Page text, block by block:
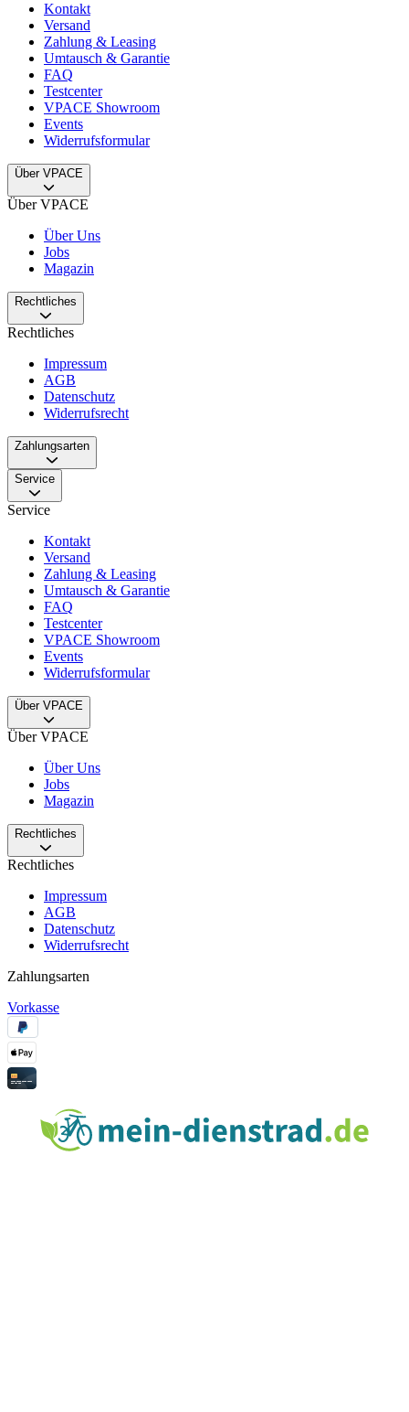
Kontakt
Versand
Zahlung & Leasing
Umtausch & Garantie
FAQ
Testcenter
VPACE Showroom
Events
Widerrufsformular
Über VPACE
Über VPACE
Über Uns
Jobs
Magazin
Rechtliches
Rechtliches
Impressum
AGB
Datenschutz
Widerrufsrecht
Zahlungsarten
Service
Service
Kontakt
Versand
Zahlung & Leasing
Umtausch & Garantie
FAQ
Testcenter
VPACE Showroom
Events
Widerrufsformular
Über VPACE
Über VPACE
Über Uns
Jobs
Magazin
Rechtliches
Rechtliches
Impressum
AGB
Datenschutz
Widerrufsrecht
Zahlungsarten
Vorkasse